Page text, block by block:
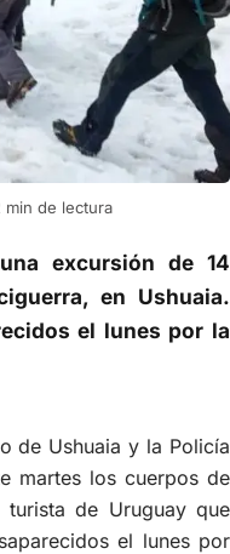
min de lectura
excursión de 14
en Ushuaia.
el lunes por la
de Ushuaia y la Policía
martes los cuerpos de
de Uruguay que
el lunes por